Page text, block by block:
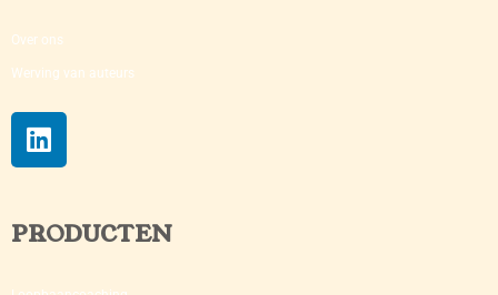
Over ons
Werving van auteurs
PRODUCTEN